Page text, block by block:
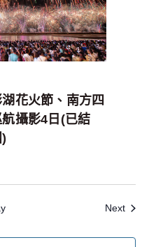
花火節、南方四
攝影4日(已結
Next